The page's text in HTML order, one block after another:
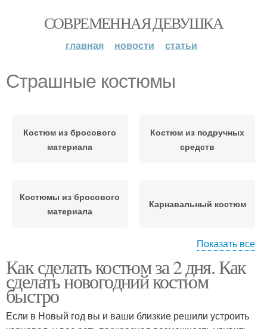
СОВРЕМЕННАЯ ДЕВУШКА
главная новости статьи
Страшные костюмы
Костюм из бросового
материала
Костюм из подручных
средств
Костюмы из бросового
материала
Карнавальный костюм
Костюмы на хэллоуин Костюмы на новый год
Показать все
Как сделать костюм за 2 дня. Как
сделать новогодний костюм
быстро
Если в Новый год вы и ваши близкие решили устроить